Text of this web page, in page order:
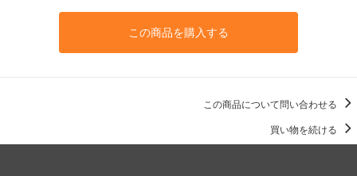
この商品を購入する
この商品について問い合わせる
買い物を続ける